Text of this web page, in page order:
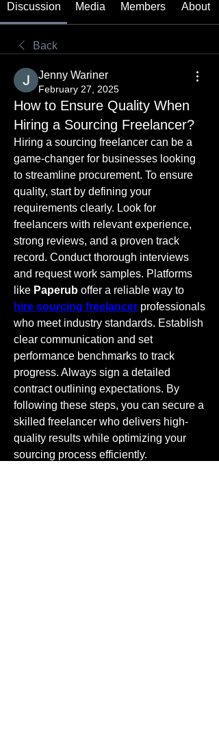
Discussion Media Members About
Back
Jenny Wariner
February 27, 2025
How to Ensure Quality When
Hiring a Sourcing Freelancer?
Hiring a sourcing freelancer can be a
game-changer for businesses looking
to streamline procurement. To ensure
quality, start by defining your
requirements clearly. Look for
freelancers with relevant experience,
strong reviews, and a proven track
record. Conduct thorough interviews
and request work samples. Platforms
like Paperub
hire sourcing freelancer professionals
who meet industry standards. Establish
clear communication and set
performance benchmarks to track
progress. Always sign a detailed
contract outlining expectations. By
following these steps, you can secure a
skilled freelancer who delivers high-
quality results while optimizing your
sourcing process efficiently.